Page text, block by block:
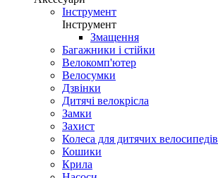
Інструмент
Інструмент
Змащення
Багажники і стійки
Велокомп'ютер
Велосумки
Дзвінки
Дитячі велокрісла
Замки
Захист
Колеса для дитячих велосипедів
Кошики
Крила